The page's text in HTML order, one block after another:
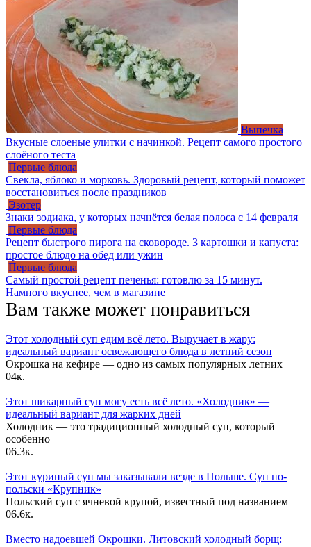
Выпечка
Вкусные слоеные улитки с начинкой. Рецепт самого простого
слоёного теста
Первые блюда
Свекла, яблоко и морковь. Здоровый рецепт, который поможет
восстановиться после праздников
Эзотер
Знаки зодиака, у которых начнётся белая полоса с 14 февраля
Первые блюда
Рецепт быстрого пирога на сковороде. 3 картошки и капуста:
простое блюдо на обед или ужин
Первые блюда
Самый простой рецепт печенья: готовлю за 15 минут.
Намного вкуснее, чем в магазине
Вам также может понравиться
Этот холодный суп едим всё лето. Выручает в жару:
идеальный вариант освежающего блюда в летний сезон
Окрошка на кефире — одно из самых популярных летних
04к.
Этот шикарный суп могу есть всё лето. «Холодник» —
идеальный вариант для жарких дней
Холодник — это традиционный холодный суп, который
особенно
06.3к.
Этот куриный суп мы заказывали везде в Польше. Суп по-
польски «Крупник»
Польский суп с ячневой крупой, известный под названием
06.6к.
Вместо надоевшей Окрошки. Литовский холодный борщ: